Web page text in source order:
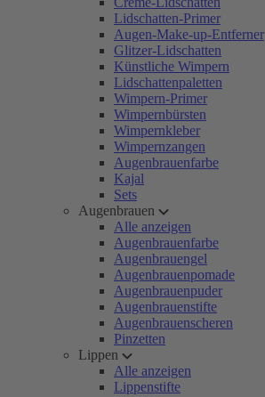
Lidschatten-Primer
Augen-Make-up-Entferner
Glitzer-Lidschatten
Künstliche Wimpern
Lidschattenpaletten
Wimpern-Primer
Wimpernbürsten
Wimpernkleber
Wimpernzangen
Augenbrauenfarbe
Kajal
Sets
Augenbrauen
Alle anzeigen
Augenbrauenfarbe
Augenbrauengel
Augenbrauenpomade
Augenbrauenpuder
Augenbrauenstifte
Augenbrauenscheren
Pinzetten
Lippen
Alle anzeigen
Lippenstifte